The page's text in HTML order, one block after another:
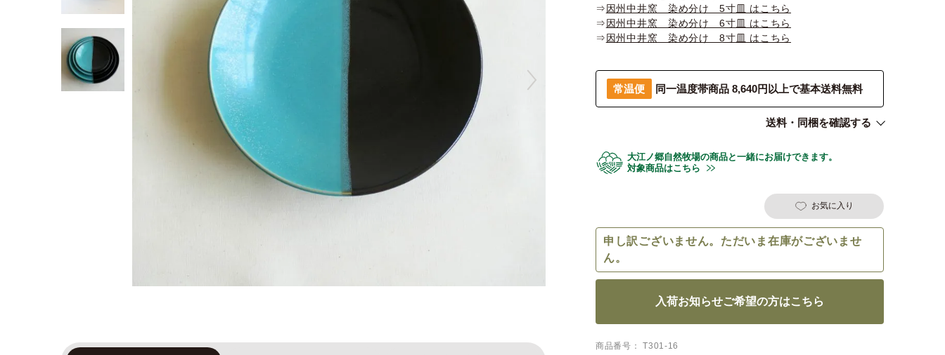
⇒因州中井窯 染め分け 5寸皿 はこちら
⇒因州中井窯 染め分け 6寸皿 はこちら
⇒因州中井窯 染め分け 8寸皿 はこちら
常温便 同一温度帯商品 8,640円以上で基本送料無料
送料・同梱を確認する
大江ノ郷自然牧場の商品と一緒にお届けできます。
対象商品はこちら
お気に入り
申し訳ございません。ただいま在庫がございませ
ん。
入荷お知らせご希望の方はこちら
商品番号 T301-16